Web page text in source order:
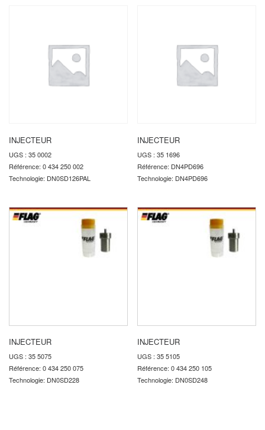
INJECTEUR
UGS : 35 0002
Référence: 0 434 250 002
Technologie: DN0SD126PAL
INJECTEUR
UGS : 35 1696
Référence: DN4PD696
Technologie: DN4PD696
INJECTEUR
UGS : 35 5075
Référence: 0 434 250 075
Technologie: DN0SD228
INJECTEUR
UGS : 35 5105
Référence: 0 434 250 105
Technologie: DN0SD248